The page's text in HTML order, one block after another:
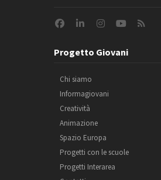
Progetto Giovani
Chi siamo
Informagiovani
Creatività
Animazione
Spazio Europa
Progetti con le scuole
Progetti Interarea